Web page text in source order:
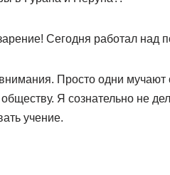
Сегодня работал над
Просто одни мучают
Я сознательно не
учение.